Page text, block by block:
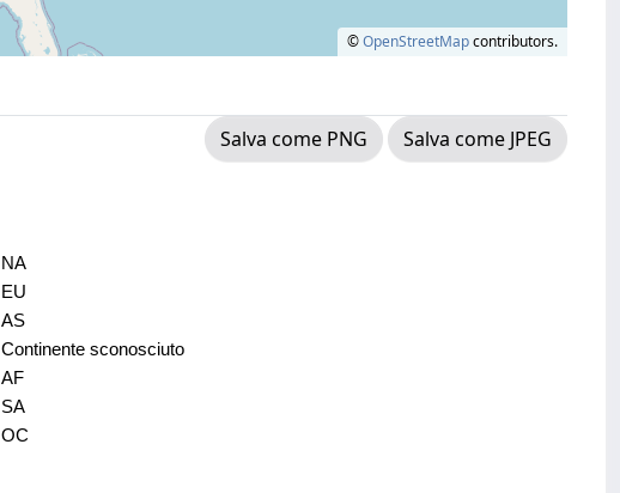
©OpenStreetMapcontributors.
Salva come PNG
Salva come JPEG
NA
EU
AS
Continente sconosciuto
AF
SA
OC